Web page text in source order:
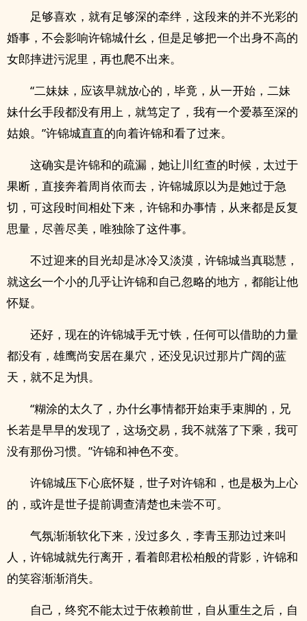
足够喜欢，就有足够深的牵绊，这段来的并不光彩的
婚事，不会影响许锦城什幺，但是足够把一个出身不高的
女郎摔进污泥里，再也爬不出来。
“二妹妹，应该早就放心的，毕竟，从一开始，二妹
妹什幺手段都没有用上，就笃定了，我有一个爱慕至深的
姑娘。”许锦城直直的向着许锦和看了过来。
这确实是许锦和的疏漏，她让川红查的时候，太过于
果断，直接奔着周肖依而去，许锦城原以为是她过于急
切，可这段时间相处下来，许锦和办事情，从来都是反复
思量，尽善尽美，唯独除了这件事。
不过迎来的目光却是冰冷又淡漠，许锦城当真聪慧，
就这幺一个小的几乎让许锦和自己忽略的地方，都能让他
怀疑。
还好，现在的许锦城手无寸铁，任何可以借助的力量
都没有，雄鹰尚安居在巢穴，还没见识过那片广阔的蓝
天，就不足为惧。
“糊涂的太久了，办什幺事情都开始束手束脚的，兄
长若是早早的发现了，这场交易，我不就落了下乘，我可
没有那份习惯。”许锦和神色不变。
许锦城压下心底怀疑，世子对许锦和，也是极为上心
的，或许是世子提前调查清楚也未尝不可。
气氛渐渐软化下来，没过多久，李青玉那边过来叫
人，许锦城就先行离开，看着郎君松柏般的背影，许锦和
的笑容渐渐消失。
自己，终究不能太过于依赖前世，自从重生之后，自